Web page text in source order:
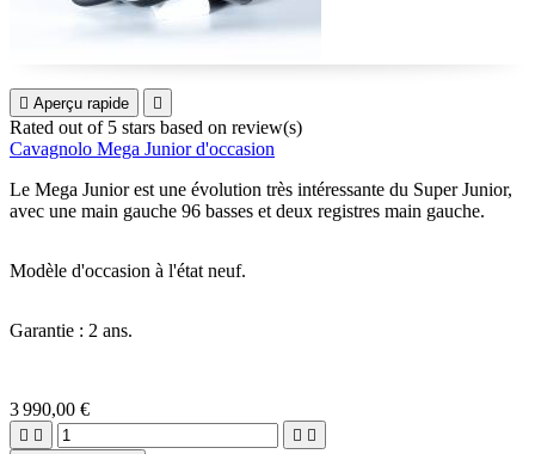
 Aperçu rapide 
Rated out of 5 stars based on review(s)
Cavagnolo Mega Junior d'occasion
Le Mega Junior est une évolution très intéressante du Super Junior,
avec une main gauche 96 basses et deux registres main gauche.
Modèle d'occasion à l'état neuf.
Garantie : 2 ans.
3 990,00 €
   